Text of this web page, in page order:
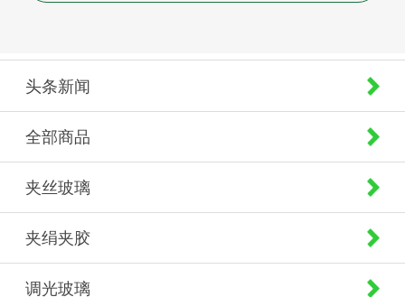
头条新闻
全部商品
夹丝玻璃
夹绢夹胶
调光玻璃